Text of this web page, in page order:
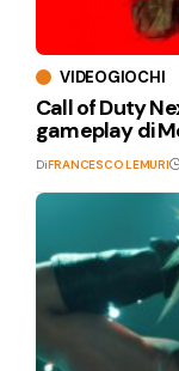
VIDEOGIOCHI
Call of Duty
gameplay di
DiFRANCESCO LEMURI